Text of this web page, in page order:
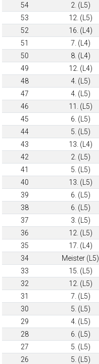
54
2. (L5)
53
12. (L5)
52
16. (L4)
51
7. (L4)
50
8. (L4)
49
12. (L4)
48
4. (L5)
47
4. (L5)
46
11. (L5)
45
6. (L5)
44
5. (L5)
43
13. (L4)
42
2. (L5)
41
5. (L5)
40
13. (L5)
39
6. (L5)
38
6. (L5)
37
3. (L5)
36
12. (L5)
35
17. (L4)
34
Meister (L5)
33
15. (L5)
32
12. (L5)
31
7. (L5)
30
5. (L5)
29
4. (L5)
28
6. (L5)
27
5. (L5)
26
5. (L5)